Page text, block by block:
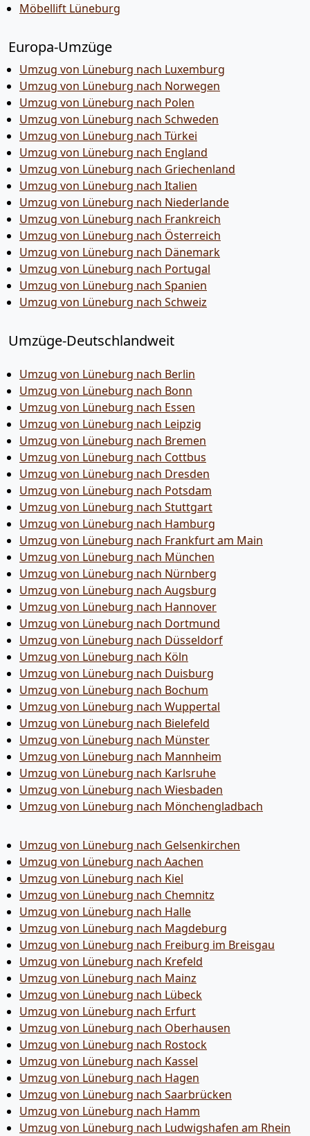
Möbellift Lüneburg
Europa-Umzüge
Umzug von Lüneburg nach Luxemburg
Umzug von Lüneburg nach Norwegen
Umzug von Lüneburg nach Polen
Umzug von Lüneburg nach Schweden
Umzug von Lüneburg nach Türkei
Umzug von Lüneburg nach England
Umzug von Lüneburg nach Griechenland
Umzug von Lüneburg nach Italien
Umzug von Lüneburg nach Niederlande
Umzug von Lüneburg nach Frankreich
Umzug von Lüneburg nach Österreich
Umzug von Lüneburg nach Dänemark
Umzug von Lüneburg nach Portugal
Umzug von Lüneburg nach Spanien
Umzug von Lüneburg nach Schweiz
Umzüge-Deutschlandweit
Umzug von Lüneburg nach Berlin
Umzug von Lüneburg nach Bonn
Umzug von Lüneburg nach Essen
Umzug von Lüneburg nach Leipzig
Umzug von Lüneburg nach Bremen
Umzug von Lüneburg nach Cottbus
Umzug von Lüneburg nach Dresden
Umzug von Lüneburg nach Potsdam
Umzug von Lüneburg nach Stuttgart
Umzug von Lüneburg nach Hamburg
Umzug von Lüneburg nach Frankfurt am Main
Umzug von Lüneburg nach München
Umzug von Lüneburg nach Nürnberg
Umzug von Lüneburg nach Augsburg
Umzug von Lüneburg nach Hannover
Umzug von Lüneburg nach Dortmund
Umzug von Lüneburg nach Düsseldorf
Umzug von Lüneburg nach Köln
Umzug von Lüneburg nach Duisburg
Umzug von Lüneburg nach Bochum
Umzug von Lüneburg nach Wuppertal
Umzug von Lüneburg nach Bielefeld
Umzug von Lüneburg nach Münster
Umzug von Lüneburg nach Mannheim
Umzug von Lüneburg nach Karlsruhe
Umzug von Lüneburg nach Wiesbaden
Umzug von Lüneburg nach Mönchen­gladbach
Umzug von Lüneburg nach Gelsenkirchen
Umzug von Lüneburg nach Aachen
Umzug von Lüneburg nach Kiel
Umzug von Lüneburg nach Chemnitz
Umzug von Lüneburg nach Halle
Umzug von Lüneburg nach Magdeburg
Umzug von Lüneburg nach Freiburg im Breisgau
Umzug von Lüneburg nach Krefeld
Umzug von Lüneburg nach Mainz
Umzug von Lüneburg nach Lübeck
Umzug von Lüneburg nach Erfurt
Umzug von Lüneburg nach Oberhausen
Umzug von Lüneburg nach Rostock
Umzug von Lüneburg nach Kassel
Umzug von Lüneburg nach Hagen
Umzug von Lüneburg nach Saarbrücken
Umzug von Lüneburg nach Hamm
Umzug von Lüneburg nach Ludwigshafen am Rhein